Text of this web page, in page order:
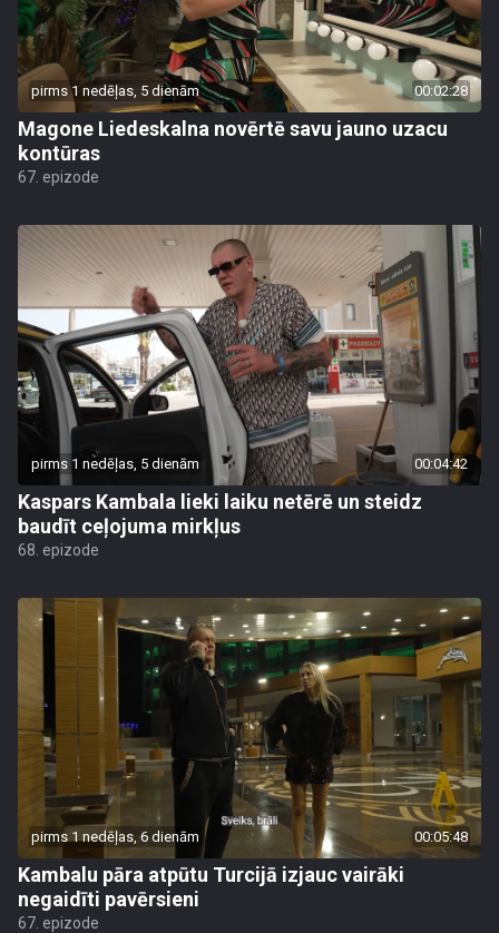
pirms 1 nedēļas, 5 dienām 00:02:28
Magone Liedeskalna novērtē savu jauno uzacu
kontūras
67. epizode
pirms 1 nedēļas, 5 dienām 00:04:42
Kaspars Kambala lieki laiku netērē un steidz
baudīt ceļojuma mirkļus
68. epizode
pirms 1 nedēļas, 6 dienām 00:05:48
Kambalu pāra atpūtu Turcijā izjauc vairāki
negaidīti pavērsieni
67. epizode